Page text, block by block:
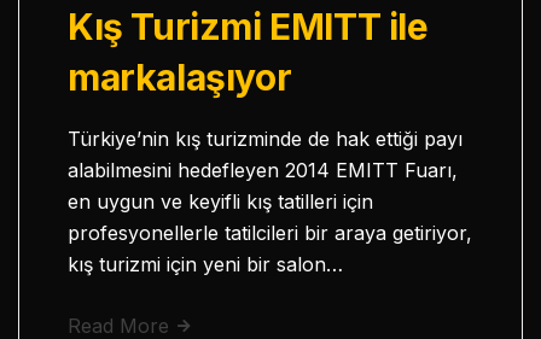
Kış Turizmi EMITT ile
markalaşıyor
Türkiye’nin kış turizminde de hak ettiği payı
alabilmesini hedefleyen 2014 EMITT Fuarı,
en uygun ve keyifli kış tatilleri için
profesyonellerle tatilcileri bir araya getiriyor,
kış turizmi için yeni bir salon…
Read More